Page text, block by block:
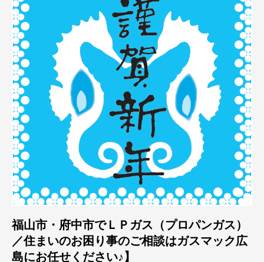
福山市・府中市でＬＰガス（プロパンガス）
／住まいのお困り事のご相談はガスマック広
島にお任せください♪】